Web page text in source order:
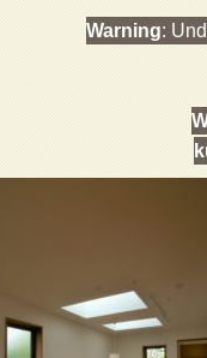
Warning: